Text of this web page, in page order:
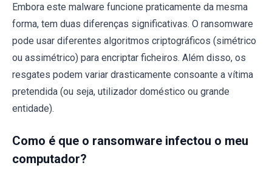
Embora este malware funcione praticamente da mesma
forma, tem duas diferenças significativas. O ransomware
pode usar diferentes algoritmos criptográficos (simétrico
ou assimétrico) para encriptar ficheiros. Além disso, os
resgates podem variar drasticamente consoante a vítima
pretendida (ou seja, utilizador doméstico ou grande
entidade).
Como é que o ransomware infectou o meu
computador?